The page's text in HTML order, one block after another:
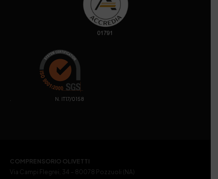
. N. IT17/0158
COMPRENSORIO OLIVETTI
Via Campi Flegrei, 34 – 80078 Pozzuoli (NA)